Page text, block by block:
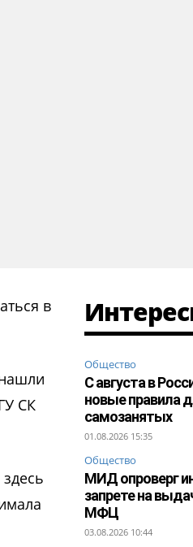
в
СК
Общество
С августа в
новые правила
самозанятых
01.08.2026 15:35
Общество
МИД опроверг
запрете на
МФЦ
03.08.2026 10:44